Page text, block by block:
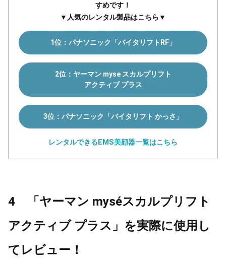
すめです！
▼人気のレンタル製品はこちら▼
1位：パナソニック「バイタリフトRF」
2位：ヤーマン myse スカルプリフト
アクティブ プラス
3位：パナソニック「バイタリフト かっさ」
レンタルできるEMS美顔器一覧はこちら
4 「ヤーマン myséスカルプリフト
アクティブ プラス」を実際に使用し
てレビュー！